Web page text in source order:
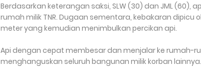
Berdasarkan keterangan saksi, SLW (30) dan JML (60),
rumah milik TNR. Dugaan sementara, kebakaran dipicu
meter yang kemudian menimbulkan percikan api.
Api dengan cepat membesar dan menjalar ke rumah-
menghanguskan seluruh bangunan milik korban lainnya.